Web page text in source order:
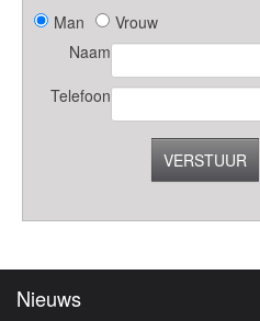
Man
Vrouw
Naam
Telefoon
VERSTUUR
Nieuws